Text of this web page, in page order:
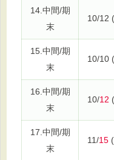
14.中間/期
末
10/12
15.中間/期
末
10/10
16.中間/期
末
10/12
17.中間/期
末
11/15